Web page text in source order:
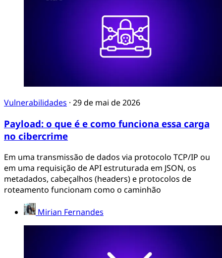
Vulnerabilidades · 29 de mai de 2026
Payload: o que é e como funciona essa carga
no cibercrime
Em uma transmissão de dados via protocolo TCP/IP ou
em uma requisição de API estruturada em JSON, os
metadados, cabeçalhos (headers) e protocolos de
roteamento funcionam como o caminhão
Mirian Fernandes